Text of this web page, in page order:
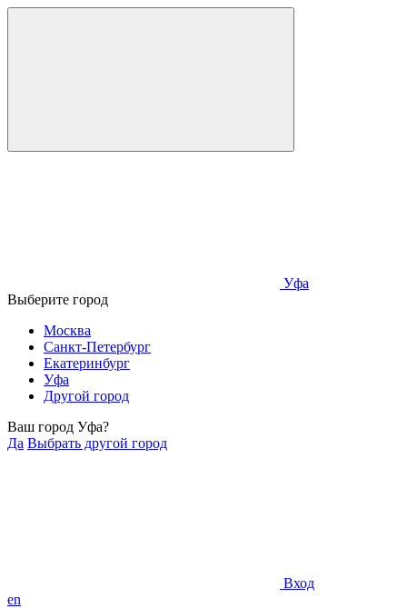
Уфа
Выберите город
Москва
Санкт-Петербург
Екатеринбург
Уфа
Другой город
Ваш город Уфа?
Да Выбрать другой город
Вход
en